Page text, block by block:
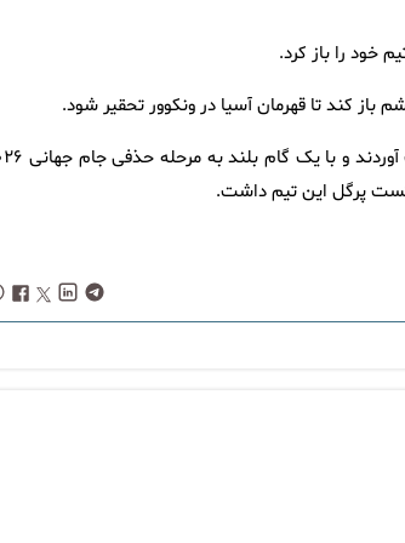
کانادایی‌ها با ارائه نمایشی هجومی و کم‌نقص، سه امتیاز ارزشمند